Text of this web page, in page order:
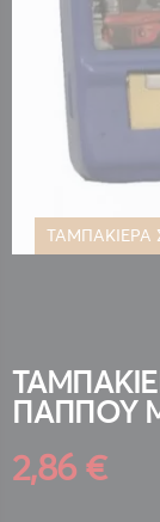
ΤΑΜΠΑΚΙΕΡΑ
της
συλλογής
εικόνων
ΠΑΠΠΟΥ
2,86 €